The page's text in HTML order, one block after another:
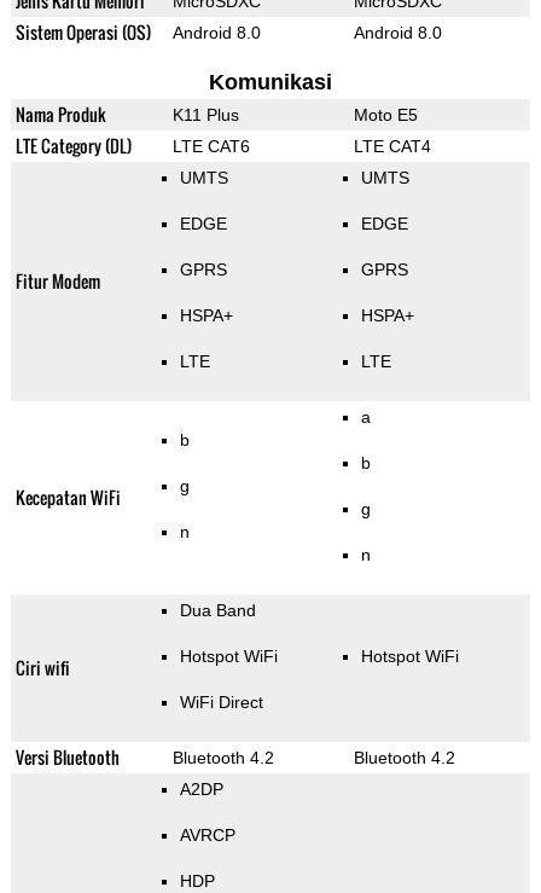
Sistem Operasi (OS) Android 8.0 Android 8.0
Komunikasi
Nama Produk K11 Plus Moto E5
LTE Category (DL) LTE CAT6 LTE CAT4
Fitur Modem
UMTS
EDGE
GPRS
HSPA+
LTE
UMTS
EDGE
GPRS
HSPA+
LTE
Kecepatan WiFi
b
g
n
a
b
g
n
Ciri wifi
Dua Band
Hotspot WiFi
WiFi Direct
Hotspot WiFi
Versi Bluetooth Bluetooth 4.2 Bluetooth 4.2
A2DP
AVRCP
HDP